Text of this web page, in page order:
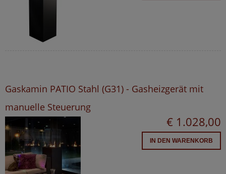
Gaskamin PATIO Stahl (G31) - Gasheizgerät mit
manuelle Steuerung
€ 1.028,00
IN DEN WARENKORB